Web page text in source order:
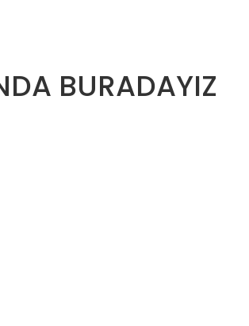
BURADAYIZ